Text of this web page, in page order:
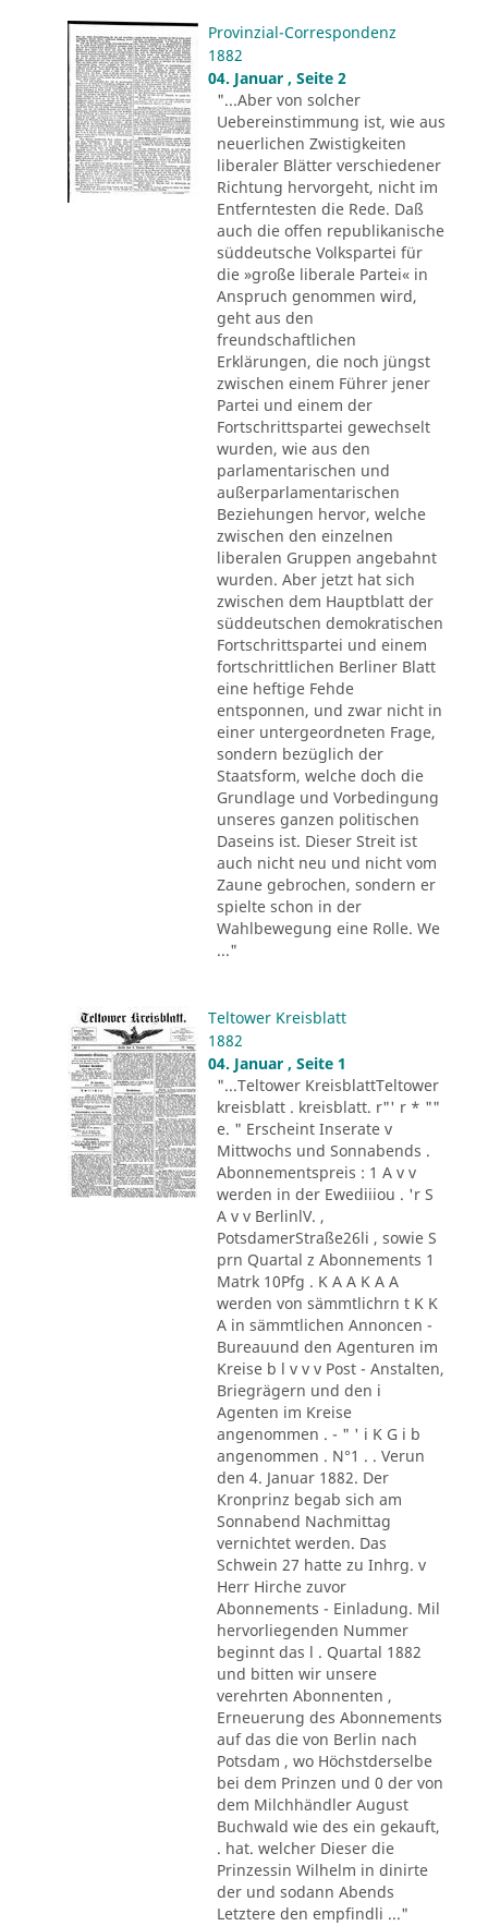
Provinzial-Correspondenz
1882
04. Januar , Seite 2
"...Aber von solcher
Uebereinstimmung ist, wie aus
neuerlichen Zwistigkeiten
liberaler Blätter verschiedener
Richtung hervorgeht, nicht im
Entferntesten die Rede. Daß
auch die offen republikanische
süddeutsche Volkspartei für
die »große liberale Partei« in
Anspruch genommen wird,
geht aus den
freundschaftlichen
Erklärungen, die noch jüngst
zwischen einem Führer jener
Partei und einem der
Fortschrittspartei gewechselt
wurden, wie aus den
parlamentarischen und
außerparlamentarischen
Beziehungen hervor, welche
zwischen den einzelnen
liberalen Gruppen angebahnt
wurden. Aber jetzt hat sich
zwischen dem Hauptblatt der
süddeutschen demokratischen
Fortschrittspartei und einem
fortschrittlichen Berliner Blatt
eine heftige Fehde
entsponnen, und zwar nicht in
einer untergeordneten Frage,
sondern bezüglich der
Staatsform, welche doch die
Grundlage und Vorbedingung
unseres ganzen politischen
Daseins ist. Dieser Streit ist
auch nicht neu und nicht vom
Zaune gebrochen, sondern er
spielte schon in der
Wahlbewegung eine Rolle. We
..."
Teltower Kreisblatt
1882
04. Januar , Seite 1
"...Teltower KreisblattTeltower
kreisblatt . kreisblatt. r"' r * ""
e. " Erscheint Inserate v
Mittwochs und Sonnabends .
Abonnementspreis : 1 A v v
werden in der Ewediiiou . 'r S
A v v BerlinlV. ,
PotsdamerStraße26li , sowie S
prn Quartal z Abonnements 1
Matrk 10Pfg . K A A K A A
werden von sämmtlichrn t K K
A in sämmtlichen Annoncen -
Bureauund den Agenturen im
Kreise b l v v v Post - Anstalten,
Briegrägern und den i
Agenten im Kreise
angenommen . - " ' i K G i b
angenommen . N°1 . . Verun
den 4. Januar 1882. Der
Kronprinz begab sich am
Sonnabend Nachmittag
vernichtet werden. Das
Schwein 27 hatte zu Inhrg. v
Herr Hirche zuvor
Abonnements - Einladung. Mil
hervorliegenden Nummer
beginnt das l . Quartal 1882
und bitten wir unsere
verehrten Abonnenten ,
Erneuerung des Abonnements
auf das die von Berlin nach
Potsdam , wo Höchstderselbe
bei dem Prinzen und 0 der von
dem Milchhändler August
Buchwald wie des ein gekauft,
. hat. welcher Dieser die
Prinzessin Wilhelm in dinirte
der und sodann Abends
Letztere den empfindli ..."